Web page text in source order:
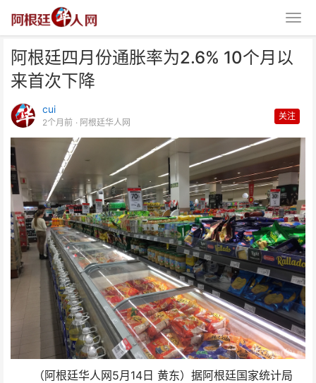
阿根廷四月份通胀率为2.6% 10个月以
来首次下降
cui
2个月前 · 阿根廷华人网
关注
（阿根廷华人网5月14日 黄东）据阿根廷国家统计局
阿根廷四月份通胀率为2.6% 10个
月以来首次下降